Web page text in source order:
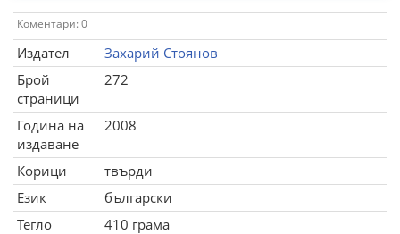
Коментари: 0
Издател
Захарий Стоянов
Брой
страници
272
Година на
издаване
2008
Корици
твърди
Език
български
Тегло
410 грама